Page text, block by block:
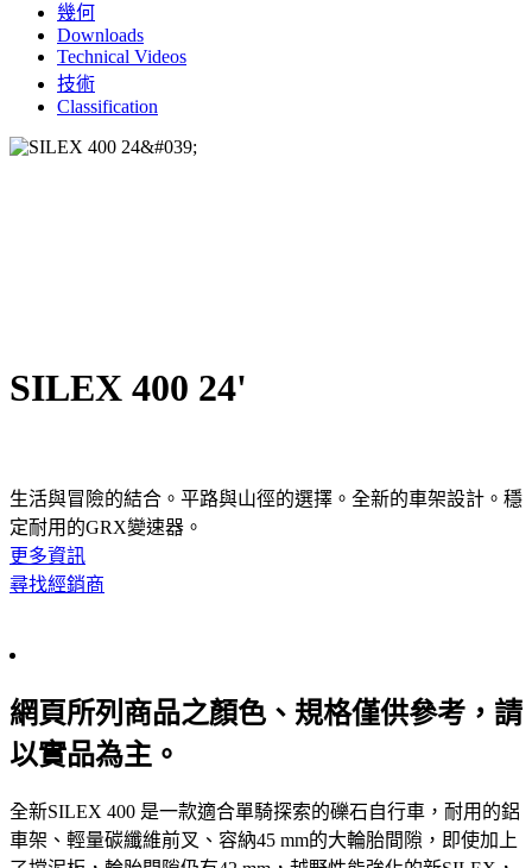
幾何
Downloads
Technical Videos
技術
Classification
SILEX 400 24'
生活與冒險的結合。平路與山徑的選擇。全新的車架設計。穩
定耐用的GRX變速器。
更多資訊
尋找經銷商
網頁所列商品之顏色、規格僅供參考，請
以實品為主。
全新SILEX 400 是一款適合單騎探索的礫石自行車，耐用的鋁
車架、輕量碳纖維前叉、容納45 mm的大輪胎間隙，即使加上